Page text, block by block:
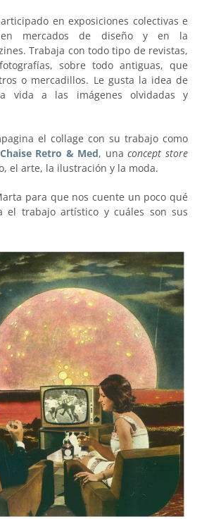
en exposiciones colectivas e
en mercados de diseño y en la
Trabaja con todo tipo de revistas,
sobre todo antiguas, que
o mercadillos. Le gusta la idea de
vida a las imágenes olvidadas y
el collage con su trabajo como
Retro & Med, unaconcept store
el arte, la ilustración y la moda.
para que nos cuente un poco qué
el trabajo artístico y cuáles son sus